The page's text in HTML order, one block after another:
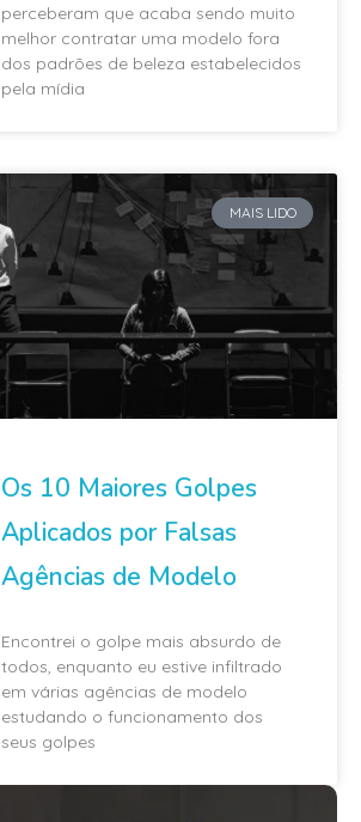
perceberam que acaba sendo muito
melhor contratar uma modelo fora
dos padrões de beleza estabelecidos
pela mídia
MAIS LIDO
Os 10 Maiores Golpes
Aplicados por Falsas
Agências de Modelo
Encontrei o golpe mais absurdo de
todos, enquanto eu estive infiltrado
em várias agências de modelo
estudando o funcionamento dos
seus golpes